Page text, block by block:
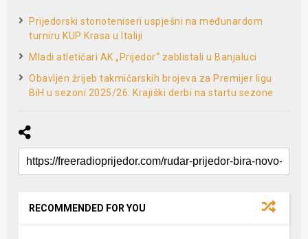
Prijedorski stonoteniseri uspješni na međunardom
turniru KUP Krasa u Italiji
Mladi atletičari AK „Prijedor“ zablistali u Banjaluci
Obavljen žrijeb takmičarskih brojeva za Premijer ligu
BiH u sezoni 2025/26: Krajiški derbi na startu sezone
RECOMMENDED FOR YOU